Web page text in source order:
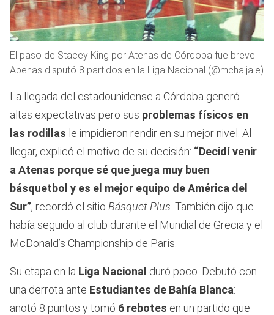
El paso de Stacey King por Atenas de Córdoba fue breve.
Apenas disputó 8 partidos en la Liga Nacional (@mchaijale)
La llegada del estadounidense a Córdoba generó
altas expectativas pero sus problemas físicos en
las rodillas le impidieron rendir en su mejor nivel. Al
llegar, explicó el motivo de su decisión: “Decidí venir
a Atenas porque sé que juega muy buen
básquetbol y es el mejor equipo de América del
Sur”, recordó el sitio Básquet Plus . También dijo que
había seguido al club durante el Mundial de Grecia y el
McDonald’s Championship de París.
Su etapa en la Liga Nacional duró poco. Debutó con
una derrota ante Estudiantes de Bahía Blanca:
anotó 8 puntos y tomó 6 rebotes en un partido que